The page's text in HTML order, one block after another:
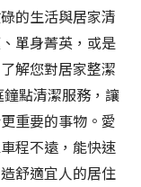
的生活與居家清
單身菁英，或是
解您對居家整潔
點清潔服務，讓
重要的事物。愛
程不遠，能快速
舒適宜人的居住